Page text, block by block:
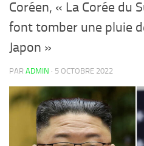
Coréen, « La Corée du
font tomber une pluie
Japon »
PAR ADMIN · 5 OCTOBRE 2022